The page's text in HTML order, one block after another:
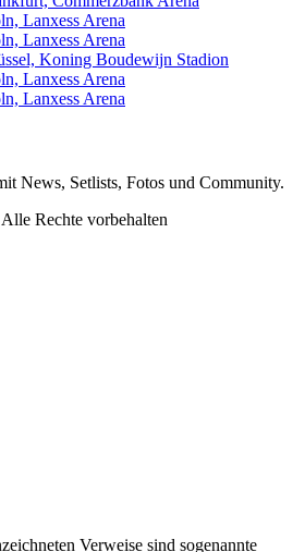
Lanxess Arena
Lanxess Arena
Koning Boudewijn Stadion
Lanxess Arena
Lanxess Arena
News, Setlists, Fotos und Community.
Rechte vorbehalten
Verweise sind sogenannte